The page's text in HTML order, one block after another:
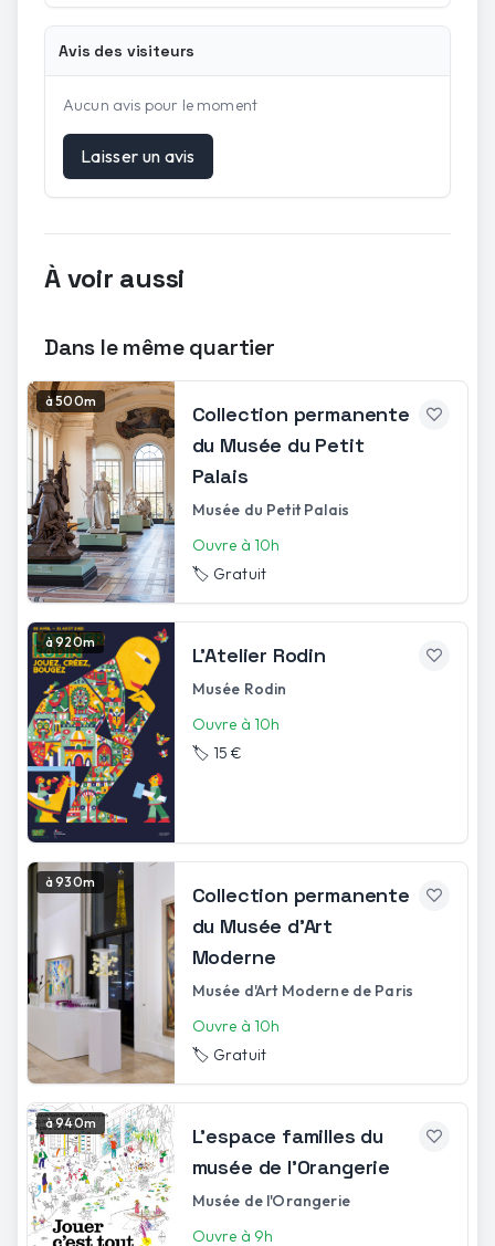
Avis des visiteurs
Aucun avis pour le moment
Laisser un avis
À voir aussi
Dans le même quartier
à 500m
Collection permanente
du Musée du Petit
Palais
Musée du Petit Palais
Ouvre à 10h
🏷️ Gratuit
à 920m
L'Atelier Rodin
Musée Rodin
Ouvre à 10h
🏷️ 15 €
à 930m
Collection permanente
du Musée d'Art
Moderne
Musée d'Art Moderne de Paris
Ouvre à 10h
🏷️ Gratuit
à 940m
L’espace familles du
musée de l’Orangerie
Musée de l'Orangerie
Ouvre à 9h